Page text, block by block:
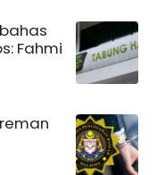
Fahmi